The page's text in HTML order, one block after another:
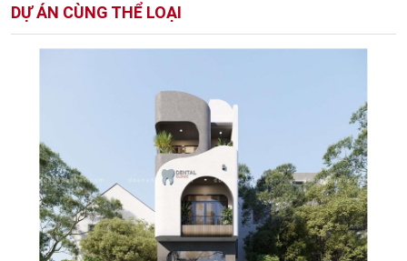
DỰ ÁN CÙNG THỂ LOẠI